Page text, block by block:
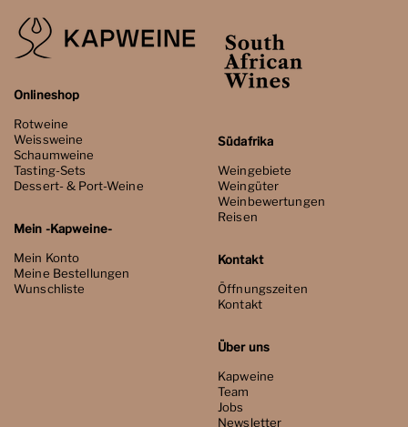
Onlineshop
Rotweine
Weissweine
Schaumweine
Tasting-Sets
Dessert- & Port-Weine
Mein -Kapweine-
Mein Konto
Meine Bestellungen
Wunschliste
Südafrika
Weingebiete
Weingüter
Weinbewertungen
Reisen
Kontakt
Öffnungszeiten
Kontakt
Über uns
Kapweine
Team
Jobs
Newsletter